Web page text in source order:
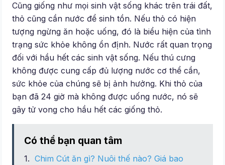
Cũng giống như mọi sinh vật sống khác trên trái đất,
thỏ cũng cần nước để sinh tồn. Nếu thỏ có hiện
tượng ngừng ăn hoặc uống, đó là biểu hiện của tình
trạng sức khỏe không ổn định. Nước rất quan trọng
đối với hầu hết các sinh vật sống. Nếu thú cưng
không được cung cấp đủ lượng nước cơ thể cần,
sức khỏe của chúng sẽ bị ảnh hưởng. Khi thỏ của
bạn đã 24 giờ mà không được uống nước, nó sẽ
gây tử vong cho hầu hết các giống thỏ.
Có thể bạn quan tâm
Chim Cút ăn gì? Nuôi thế nào? Giá bao